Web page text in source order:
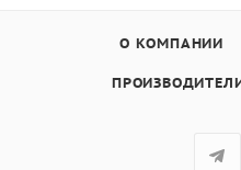
О КОМПАНИИ